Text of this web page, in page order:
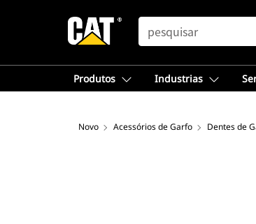
SEARCH
Produtos Industrias
Novo Acessórios de Garfo Dentes de